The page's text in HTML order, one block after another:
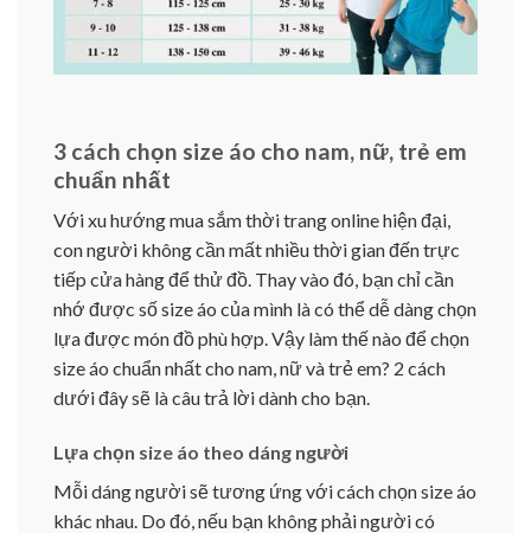
3 cách chọn size áo cho nam, nữ, trẻ em
chuẩn nhất
Với xu hướng mua sắm thời trang online hiện đại,
con người không cần mất nhiều thời gian đến trực
tiếp cửa hàng để thử đồ. Thay vào đó, bạn chỉ cần
nhớ được số size áo của mình là có thể dễ dàng chọn
lựa được món đồ phù hợp. Vậy làm thế nào để chọn
size áo chuẩn nhất cho nam, nữ và trẻ em? 2 cách
dưới đây sẽ là câu trả lời dành cho bạn.
Lựa chọn size áo theo dáng người
Mỗi dáng người sẽ tương ứng với cách chọn size áo
khác nhau. Do đó, nếu bạn không phải người có